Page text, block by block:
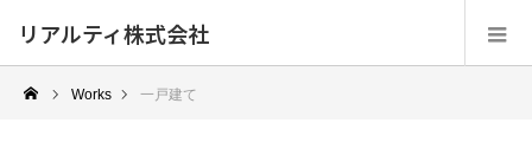
リアルティ株式会社
Works 一戸建て